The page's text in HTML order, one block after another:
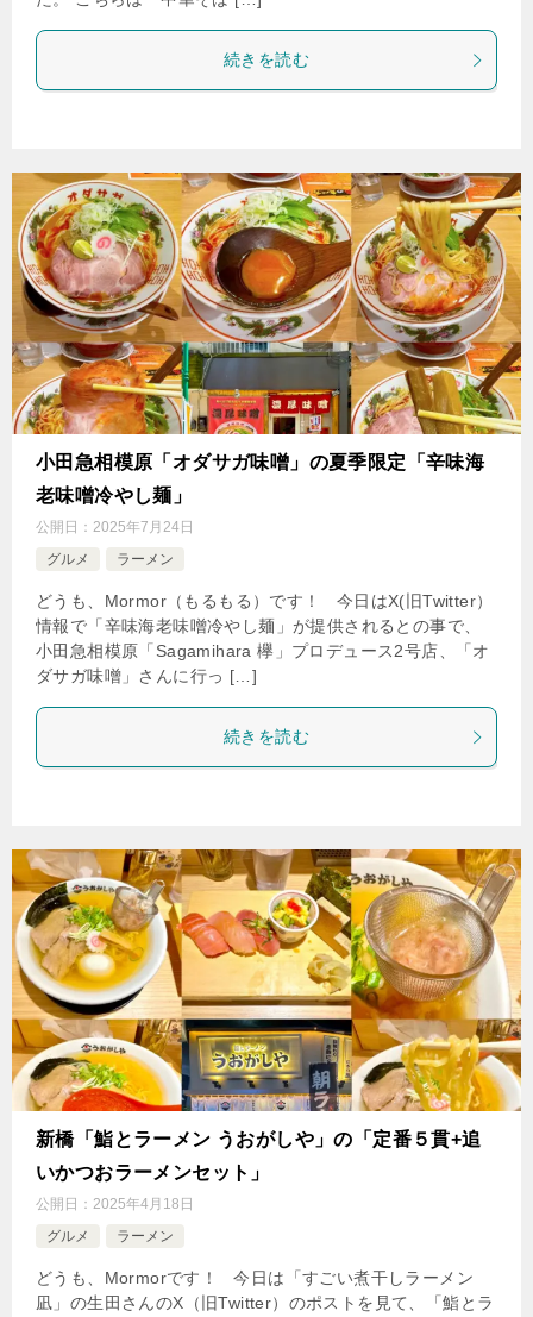
続きを読む
小田急相模原「オダサガ味噌」の夏季限定「辛味海
老味噌冷やし麺」
公開日： 2025年7月24日
グルメ
ラーメン
どうも、Mormor（もるもる）です！ 今日はX(旧Twitter）
情報で「辛味海老味噌冷やし麺」が提供されるとの事で、
小田急相模原「Sagamihara 欅」プロデュース2号店、「オ
ダサガ味噌」さんに行っ […]
続きを読む
新橋「鮨とラーメン うおがしや」の「定番５貫+追
いかつおラーメンセット」
公開日： 2025年4月18日
グルメ
ラーメン
どうも、Mormorです！ 今日は「すごい煮干しラーメン
凪」の生田さんのX（旧Twitter）のポストを見て、「鮨とラ